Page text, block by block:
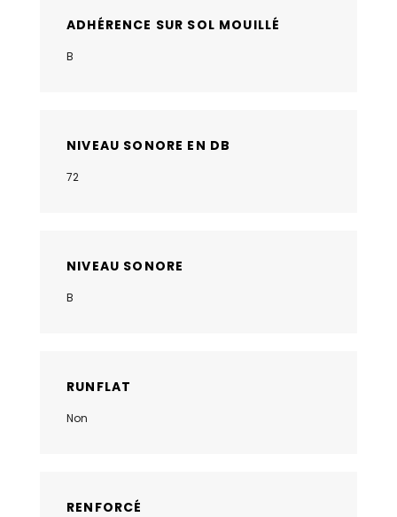
ADHÉRENCE SUR SOL MOUILLÉ
B
NIVEAU SONORE EN DB
72
NIVEAU SONORE
B
RUNFLAT
Non
RENFORCÉ